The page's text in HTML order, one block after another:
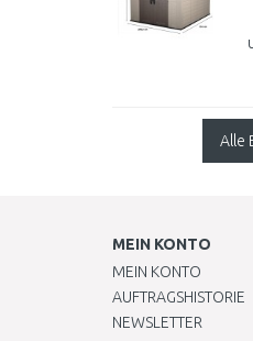
Alle
MEIN KONTO
MEIN KONTO
AUFTRAGSHISTORIE
NEWSLETTER